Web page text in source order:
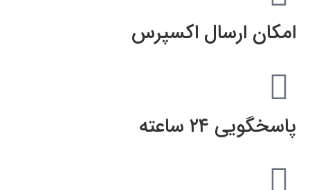
امکان ارسال اکسپرس
پاسخگویی ۲۴ ساعته